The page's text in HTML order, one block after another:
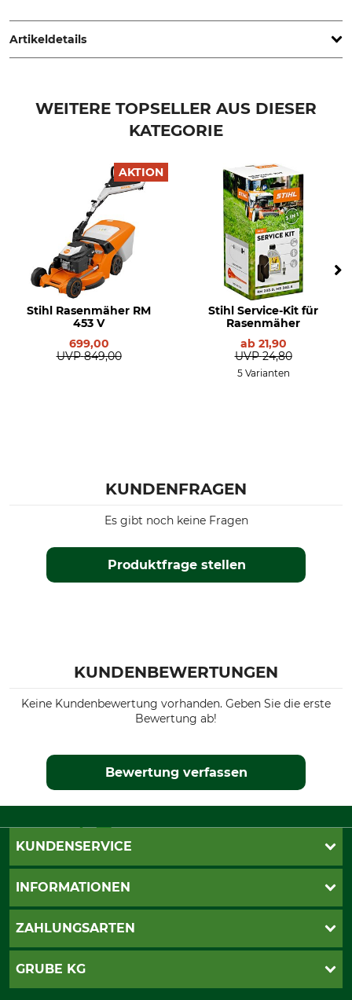
64807 Dieburg, Germany, www.stihl.de
Artikeldetails
Max. Geschwindigkeit
Schnitthöhe
Motorbezeichnung
EVC 205.0
Komfortlenker
höhenverstellbar
klappbar
Rasenfläche bis
Grasfangkorbvolumen
Schalldruckpegel
Modellbezeichnung
Hubraum
Schallleistungspegel
Vibrationswert
WEITERE TOPSELLER AUS DIESER
KATEGORIE
AKTION
Stihl Rasenmäher RM
453 V
699,00
UVP 849,00
Stihl Service-Kit für
Rasenmäher
ab 21,90
UVP 24,80
5 Varianten
KUNDENFRAGEN
Produktfrage stellen
Es gibt noch keine Fragen
KUNDENBEWERTUNGEN
Keine Kundenbewertung vorhanden. Geben Sie die erste
Bewertung ab!
Bewertung verfassen
KUNDENSERVICE
Live-Shopping
Seilwindenprüfung
INFORMATIONEN
AGB
ZAHLUNGSARTEN
PayPal
GRUBE KG